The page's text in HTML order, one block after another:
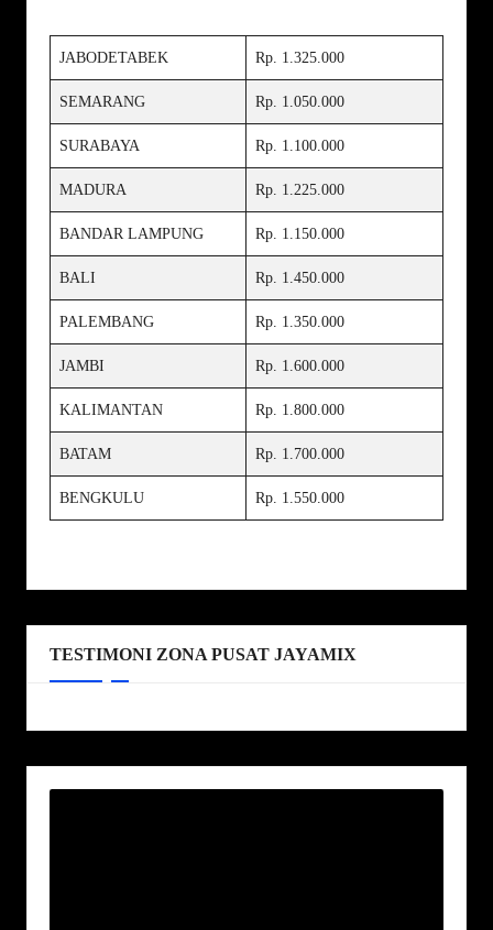
JABODETABEK Rp. 1.325.000
SEMARANG Rp. 1.050.000
SURABAYA Rp. 1.100.000
MADURA Rp. 1.225.000
BANDAR LAMPUNG Rp. 1.150.000
BALI Rp. 1.450.000
PALEMBANG Rp. 1.350.000
JAMBI Rp. 1.600.000
KALIMANTAN Rp. 1.800.000
BATAM Rp. 1.700.000
BENGKULU Rp. 1.550.000
TESTIMONI ZONA PUSAT JAYAMIX